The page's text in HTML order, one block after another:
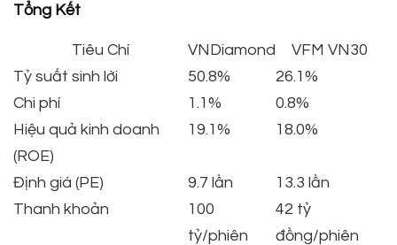
Tổng Kết
Tiêu Chí VNDiamond
VFM VN30
Tỷ suất sinh lời
50.8%
26.1%
Chi phí
1.1%
0.8%
Hiệu quả kinh doanh
(ROE)
19.1% 18.0%
Định giá (PE) 9.7 lần
13.3 lần
Thanh khoản
100
tỷ/phiên
42 tỷ
đồng/phiên